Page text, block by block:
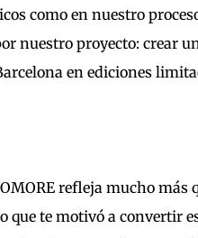
como en nuestro
nuestro proyecto: crear
en ediciones
refleja mucho más
que te motivó a convertir